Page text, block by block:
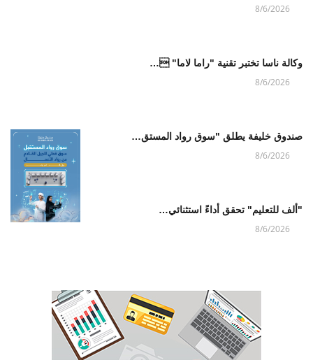
8/6/2026
وكالة ناسا تختبر تقنية "راما لاما" …
8/6/2026
صندوق خليفة يطلق "سوق رواد المستق…
8/6/2026
"ألف للتعليم" تحقق أداءً استثنائي…
8/6/2026